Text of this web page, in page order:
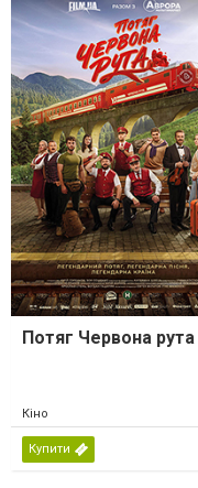
Потяг Червона рута
Кіно
Купити